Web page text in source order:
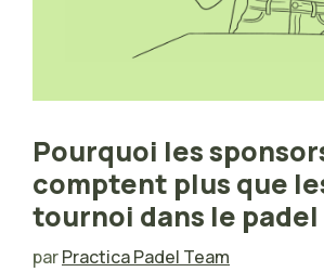
Pourquoi les
comptent plus que
tournoi dans le
parPractica Padel Team